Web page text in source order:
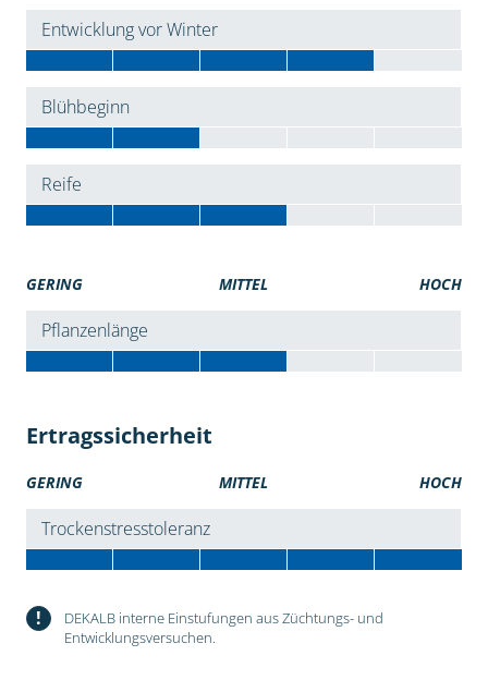
Entwicklung vor Winter
Blühbeginn
Reife
GERING MITTEL HOCH
Pflanzenlänge
Ertragssicherheit
GERING MITTEL HOCH
Trockenstresstoleranz
!
DEKALB interne Einstufungen aus Züchtungs- und
Entwicklungsversuchen.